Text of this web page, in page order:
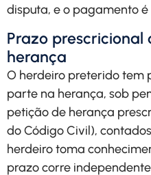
disputa, e o pagamento
Prazo
herança
O herdeiro preterido tem
parte na herança, sob
petição de herança
do Código Civil),
herdeiro toma
prazo corre